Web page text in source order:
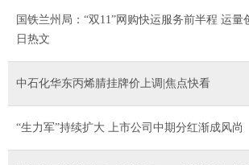
国铁兰州局：“双11”网购快运服务前半程 运量
日热文
中石化华东丙烯腈挂牌价上调|焦点快看
“生力军”持续扩大 上市公司中期分红渐成风尚